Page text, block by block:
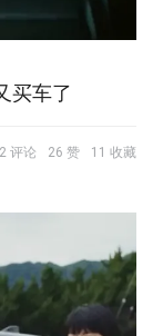
买车了
2 评论 26 赞 11 收藏